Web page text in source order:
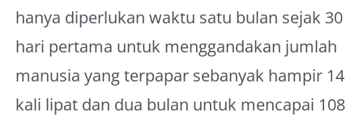
hanya diperlukan waktu satu bulan sejak 30
hari pertama untuk menggandakan jumlah
manusia yang terpapar sebanyak hampir 14
kali lipat dan dua bulan untuk mencapai 108